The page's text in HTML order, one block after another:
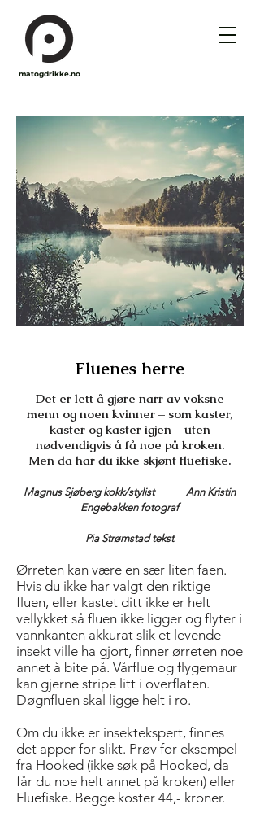
matogdrikke.no
Fluenes herre
Det er lett å gjøre narr av voksne
menn og noen kvinner – som kaster,
kaster og kaster igjen – uten
nødvendigvis å få noe på kroken.
Men da har du ikke skjønt fluefiske.
Magnus Sjøberg kokk/stylist Ann Kristin
Engebakken fotograf
Pia Strømstad tekst
Ørreten kan være en sær liten faen.
Hvis du ikke har valgt den riktige
fluen, eller kastet ditt ikke er helt
vellykket så fluen ikke ligger og flyter i
vannkanten akkurat slik et levende
insekt ville ha gjort, finner ørreten noe
annet å bite på. Vårflue og flygemaur
kan gjerne stripe litt i overflaten.
Døgnfluen skal ligge helt i ro.
Om du ikke er insektekspert, finnes
det apper for slikt. Prøv for eksempel
fra Hooked (ikke søk på Hooked, da
får du noe helt annet på kroken) eller
Fluefiske. Begge koster 44,- kroner.